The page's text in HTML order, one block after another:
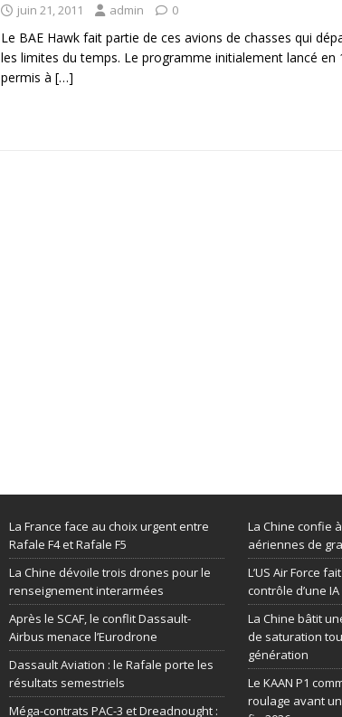
juin 21, 2011 admin 0
Le BAE Hawk fait partie de ces avions de chasses qui
les limites du temps. Le programme initialement lancé en
permis à […]
La France face au choix urgent entre
Rafale F4 et Rafale F5
La Chine dévoile trois drones pour le
renseignement interarmées
Après le SCAF, le conflit Dassault-
Airbus menace l’Eurodrone
Dassault Aviation : le Rafale porte les
résultats semestriels
Méga-contrats PAC-3 et Dreadnought :
La Chine confie
aériennes de
L’US Air Force
contrôle d’une IA
La Chine bâtit
de saturation
génération
Le KAAN P1
roulage avant